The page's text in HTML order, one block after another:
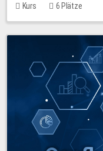
Kurs 6 Plätze